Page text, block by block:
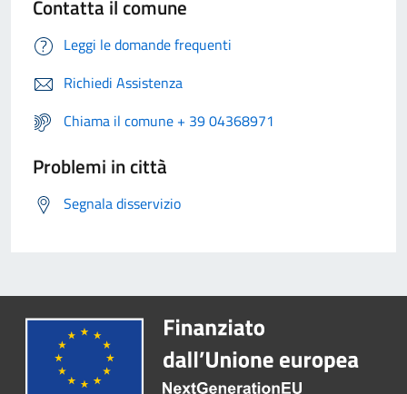
Contatta il comune
Leggi le domande frequenti
Richiedi Assistenza
Chiama il comune + 39 04368971
Problemi in città
Segnala disservizio